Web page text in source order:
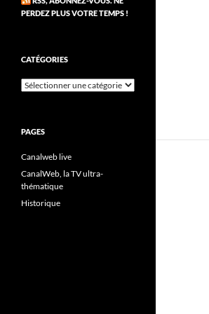
PERDEZ PLUS VOTRE TEMPS !
CATÉGORIES
Catégories
PAGES
Canalweb live
CanalWeb, la TV ultra-
thématique
Historique